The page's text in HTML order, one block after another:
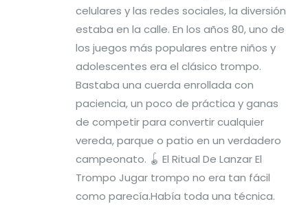
celulares y las redes sociales, la diversión
estaba en la calle. En los años 80, uno de
los juegos más populares entre niños y
adolescentes era el clásico trompo.
Bastaba una cuerda enrollada con
paciencia, un poco de práctica y ganas
de competir para convertir cualquier
vereda, parque o patio en un verdadero
campeonato. 🪀 El Ritual De Lanzar El
Trompo Jugar trompo no era tan fácil
como parecía.Había toda una técnica.